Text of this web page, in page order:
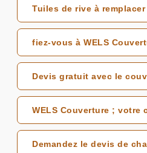
Tuiles de rive à
fiez-vous à WELS
Devis gratuit avec le
WELS Couverture ; votre
Demandez le devis de